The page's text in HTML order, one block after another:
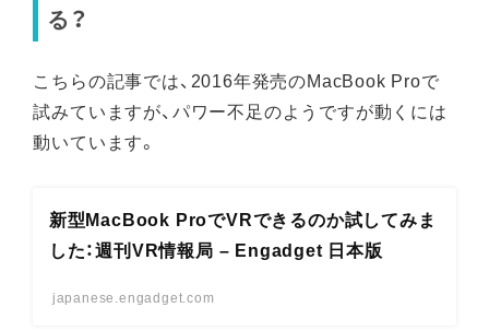
る？
こちらの記事では、2016年発売のMacBook Proで
試みていますが、パワー不足のようですが動くには
動いています。
新型MacBook ProでVRできるのか試してみま
した：週刊VR情報局 – Engadget 日本版
japanese.engadget.com